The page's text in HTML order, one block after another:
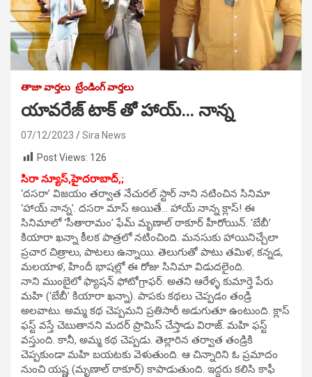
తాజా వార్తలు ట్రేండింగ్ వార్తలు
యావరేజ్ టాక్ తో హాయ్… నాన్న
07/12/2023
Sira News
Post Views: 126
సిరా న్యూస్,హైదరాబాద్,;
‘దసరా’ విజయం తర్వాత నేచురల్ స్టార్ నాని నటించిన సినిమా
‘హాయ్ నాన్న’. దసరా మాస్ అయితే… హాయ్ నాన్న క్లాస్! ఈ
సినిమాలో ‘సీతారామం’ ఫేమ్ మృణాల్ ఠాకూర్ హీరోయిన్. ‘బేబీ’
కియారా ఖన్నా కీలక పాత్రలో నటించింది. మనసుకు హాయినిచ్చేలా
ప్రచార చిత్రాలు, పాటలు ఉన్నాయి. తెలుగుతో పాటు తమిళ, కన్నడ,
మలయాళ, హిందీ భాషల్లో ఈ రోజు సినిమా విడుదలైంది.
నాని ముంబైలో ఫ్యాషన్ ఫోటోగ్రాఫర్. అతని ఆరేళ్ళ కుమార్తె పేరు
మహి (‘బేబీ’ కియారా ఖన్నా). పాపకు కథలు చెప్పడం తండ్రి
అలవాటు. అమ్మ కథ చెప్పమని ప్రతిసారీ అడుగుతూ ఉంటుంది. క్లాస్
ఫస్ట్ వస్తే చెబుతానని మదర్ ప్రామిస్ చేస్తాడు విరాజ్. మహి ఫస్ట్
వస్తుంది. కానీ, అమ్మ కథ చెప్పడు. తెల్లారిన తర్వాత తండ్రికి
చెప్పకుండా మహి బయటకు వెళుతుంది. ఆ చిన్నారిని ఓ ప్రమాదం
నుంచి యష్ణ (మృణాల్ ఠాకూర్) కాపాడుతుంది. ఇద్దరు కలిసి కాఫీ